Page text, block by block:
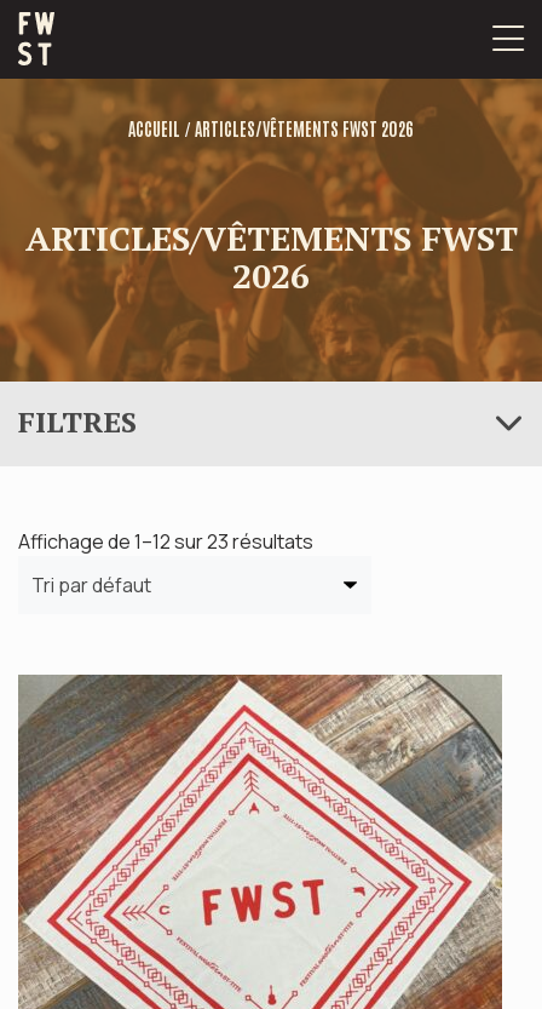
Passer
au
contenu
ACCUEIL /ARTICLES/VÊTEMENTS FWST 2026
ARTICLES/VÊTEMENTS FWST
2026
Affichage de 1–12 sur 23 résultats
FILTRES